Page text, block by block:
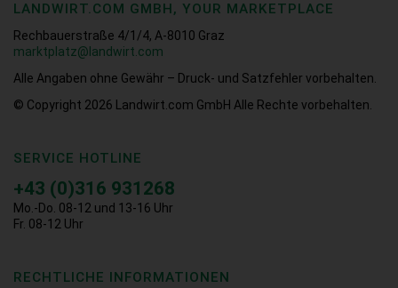
LANDWIRT.COM GMBH, YOUR MARKETPLACE
Rechbauerstraße 4/1/4, A-8010 Graz
marktplatz@landwirt.com
Alle Angaben ohne Gewähr – Druck- und Satzfehler vorbehalten.
© Copyright 2026
Landwirt.com GmbH Alle Rechte vorbehalten.
SERVICE HOTLINE
+43 (0)316 931268
Mo.-Do. 08-12 und 13-16 Uhr
Fr. 08-12 Uhr
RECHTLICHE INFORMATIONEN